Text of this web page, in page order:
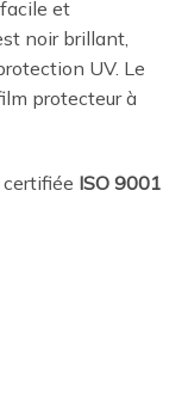
et
noir brillant,
UV. Le
protecteur à
ISO 9001